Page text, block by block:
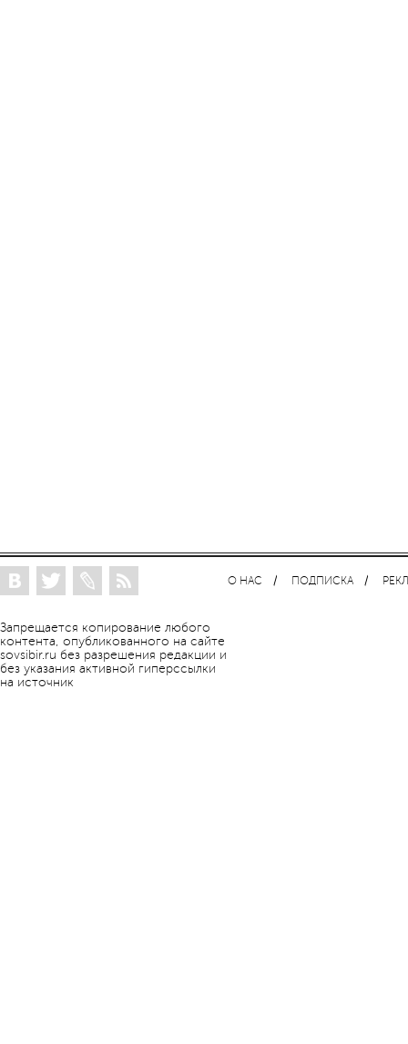
Запрещается копирование любого
контента, опубликованного на сайте
sovsibir.ru без разрешения редакции и
без указания активной гиперссылки
на источник
О НАС ПОДПИСКА